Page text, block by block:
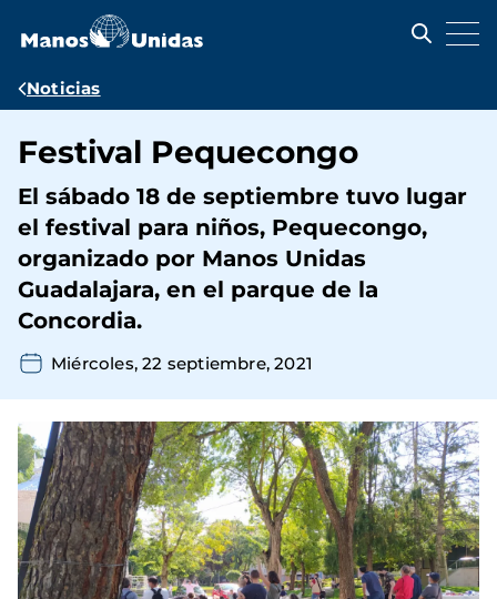
contenido
Ruta
navegación
Noticias
Festival Pequecongo
El sábado 18 de septiembre tuvo lugar
el festival para niños, Pequecongo,
organizado por Manos Unidas
Guadalajara, en el parque de la
Concordia.
Miércoles, 22 septiembre, 2021